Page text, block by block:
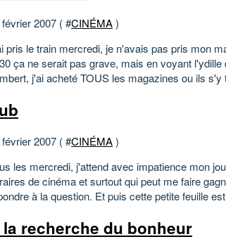
février 2007 ( #CINÉMA)
pris le train mercredi, je n'avais pas pris mon
ça ne serait pas grave, mais en voyant
j'ai acheté TOUS les magazines ou ils s'y
février 2007 ( #CINÉMA)
les mercredi, j'attend avec impatience mon
de cinéma et surtout qui peut me faire
à la question. Et puis cette petite feuille
la recherche du bonheur